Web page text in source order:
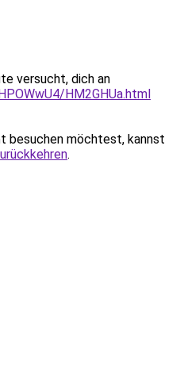
versucht, dich an
HM2GHUa.html
besuchen möchtest, kannst
.